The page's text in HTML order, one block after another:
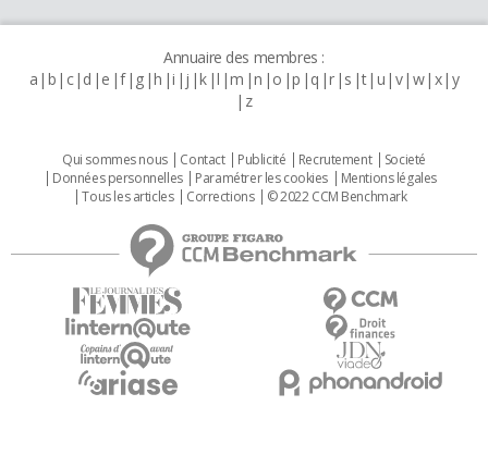
Annuaire des membres :
a b c d e f g h i j k l m n o p q r s t u v w x y
z
Qui sommes nous Contact Publicité Recrutement
Societé
Données personnelles
Paramétrer les cookies
Mentions légales
Tous les articles
Corrections © 2022 CCM Benchmark